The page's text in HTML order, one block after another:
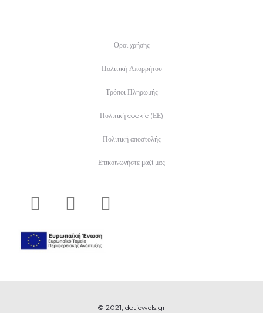
Οροι χρήσης
Πολιτική Απορρήτου
Τρόποι Πληρωμής
Πολιτική cookie (ΕΕ)
Πολιτική αποστολής
Επικοινωνήστε μαζί μας
© 2021, dotjewels.gr